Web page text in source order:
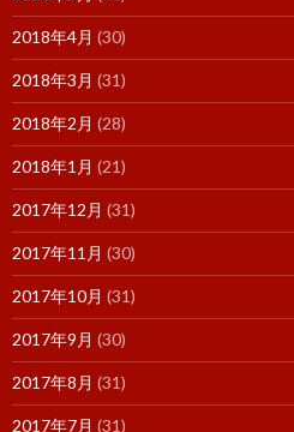
2018年4月 (30)
2018年3月 (31)
2018年2月 (28)
2018年1月 (21)
2017年12月 (31)
2017年11月 (30)
2017年10月 (31)
2017年9月 (30)
2017年8月 (31)
2017年7月 (31)